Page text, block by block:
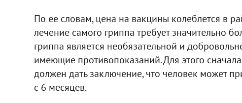
По ее словам, цена на вакцины колеблется в
лечение самого гриппа требует значительно
гриппа является необязательной и
имеющие противопоказаний. Для этого
должен дать заключение, что человек может
с 6 месяцев.